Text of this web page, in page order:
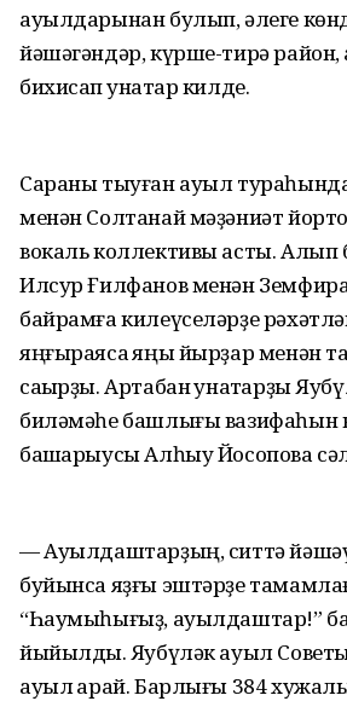
ауылдарынан булып, әлеге
йәшәгәндәр, күрше-тирә
бихисап ҡунаҡтар килде.
Сараны тыуған ауыл
менән Солтанай мәҙәниәт
вокаль коллективы асты.
Илсур Ғилфанов менән
байрамға килеүселәрҙе
яңғыраясаҡ яңы йырҙар менән
саҡырҙы. Артабан ҡунаҡтарҙы
биләмәһе башлығы вазифаһын
башҡарыусы Алһыу Йосопова
— Ауылдаштарҙың, ситтә
буйынса яҙғы эштәрҙе
“Һаумыһығыҙ, ауылдаштар!”
йыйылдыҡ. Яубүләк ауыл
ауыл ҡарай. Барлығы 384